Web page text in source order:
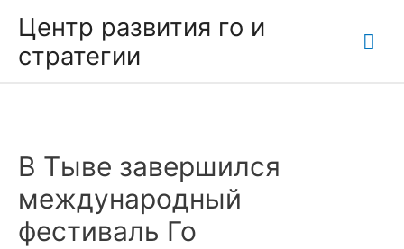
Центр развития го и
стратегии
В Тыве завершился
международный
фестиваль Го